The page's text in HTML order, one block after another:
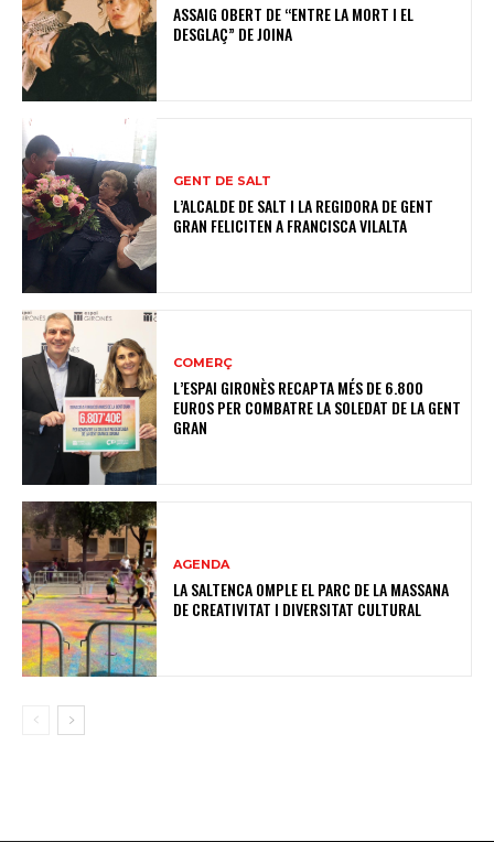
ASSAIG OBERT DE “ENTRE LA MORT I EL
DESGLAÇ” DE JOINA
GENT DE SALT
L’ALCALDE DE SALT I LA REGIDORA DE GENT
GRAN FELICITEN A FRANCISCA VILALTA
COMERÇ
L’ESPAI GIRONÈS RECAPTA MÉS DE 6.800
EUROS PER COMBATRE LA SOLEDAT DE LA GENT
GRAN
AGENDA
LA SALTENCA OMPLE EL PARC DE LA MASSANA
DE CREATIVITAT I DIVERSITAT CULTURAL